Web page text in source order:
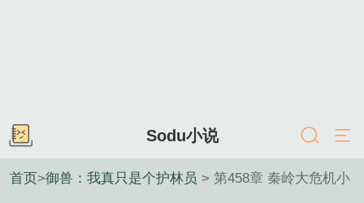
Sodu小说
首页>御兽：我真只是个护林员 > 第458章 秦岭大危机小